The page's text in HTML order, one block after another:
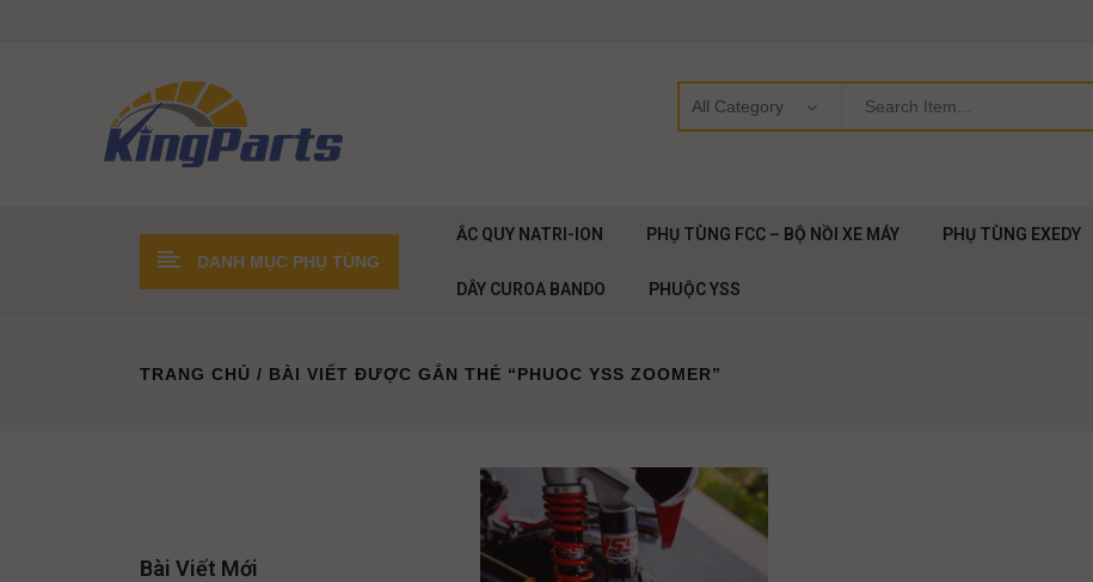
DANH MỤC PHỤ TÙNG
ẮC QUY NATRI-ION PHỤ TÙNG FCC – BỘ NỒI XE MÁY PHỤ TÙNG EXEDY
DÂY CUROA BANDO PHUỘC YSS
TRANG CHỦ / BÀI VIẾT ĐƯỢC GẮN THẺ “PHUOC YSS ZOOMER”
Bài Viết Mới